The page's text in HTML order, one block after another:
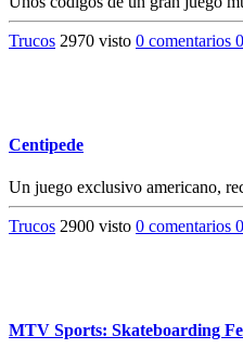
Trucos 2970 visto 0 comentarios
Centipede
Un juego exclusivo americano,
Trucos 2900 visto 0 comentarios
MTV Sports: Skateboarding